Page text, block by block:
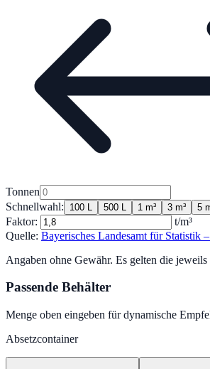
Tonnen
Schnellwahl:
100 L 500 L 1 m³ 3 m³ 5
Faktor:
t/m³
Quelle: Bayerisches Landesamt für Statistik
Angaben ohne Gewähr. Es gelten die jeweils
Passende Behälter
Menge oben eingeben für dynamische
Absetzcontainer